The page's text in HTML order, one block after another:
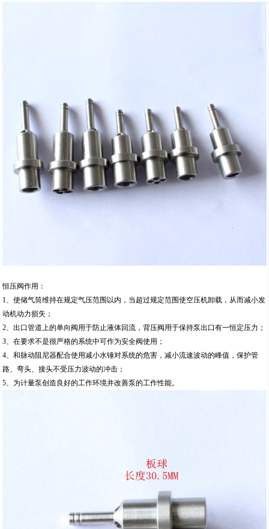
恒压阀作用：
1、使储气筒维持在规定气压范围以内，当超过规定范围使空压机卸载，从而减小发
动机动力损失；
2、出口管道上的单向阀用于防止液体回流，背压阀用于保持泵出口有一恒定压力；
3、在要求不是很严格的系统中可作为安全阀使用；
4、和脉动阻尼器配合使用减小水锤对系统的危害，减小流速波动的峰值，保护管
路、弯头、接头不受压力波动的冲击；
5、为计量泵创造良好的工作环境并改善泵的工作性能。